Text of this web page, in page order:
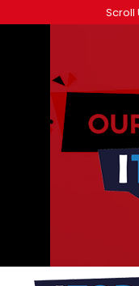
ke
Scroll